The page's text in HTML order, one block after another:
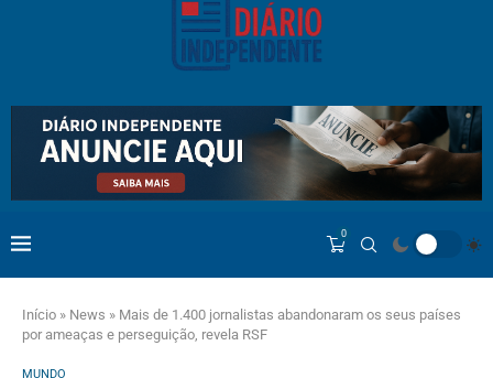
0
Início » News » Mais de 1.400 jornalistas abandonaram os seus países
por ameaças e perseguição, revela RSF
MUNDO